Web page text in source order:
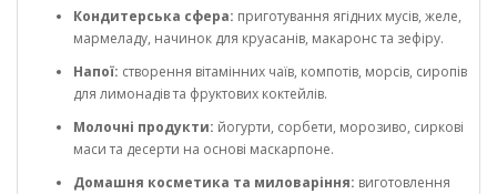
Кондитерська сфера: приготування ягідних мусів, желе,
мармеладу, начинок для круасанів, макаронс та зефіру.
Напої: створення вітамінних чаїв, компотів, морсів, сиропів
для лимонадів та фруктових коктейлів.
Молочні продукти: йогурти, сорбети, морозиво, сиркові
маси та десерти на основі маскарпоне.
Домашня косметика та миловаріння: виготовлення